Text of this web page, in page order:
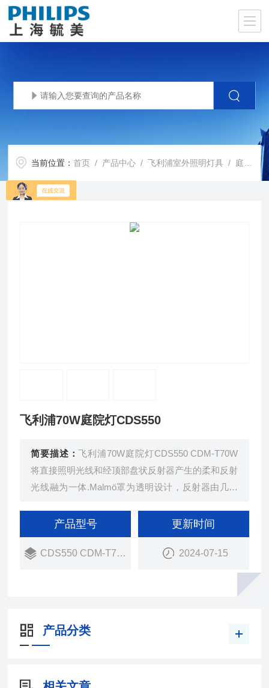
当前位置：首页 / 产品中心 /飞利浦室外照明灯具 / 庭院灯 /
飞利浦70W庭院灯CDS550
简要描述：飞利浦70W庭院灯CDS550 CDM-T70W
将直接照明光线和经顶部盘状反射器产生的柔和反射
光线融为一体.Malmö罩为透明设计，反射器由几根
光体。这种效果在夜色中显得更加雅致。
产品型号
CDS550 CDM-T70W
更新时间
2024-07-15
产品分类